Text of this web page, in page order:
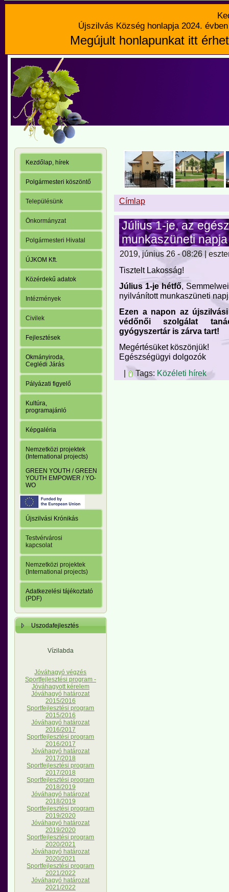
Újszilvás Község honlapja 2024.
Megújult honlapunkat itt
Kezdőlap, hírek
Polgármesteri köszöntő
Településünk
Önkormányzat
Polgármesteri Hivatal
ÚJKOM Kft.
Közérdekű adatok
Intézmények
Civilek
Fejlesztések
Okmányiroda,
Ceglédi Járás
Pályázati figyelő
Kultúra,
programajánló
Képgaléria
Nemzetközi projektek
(International projects)
GREEN YOUTH / GREEN
YOUTH EMPOWER / YO-
WO
Újszilvási Krónikás
Testvérvárosi
kapcsolat
Nemzetközi projektek
(International projects)
Adatkezelési tájékoztató
(PDF)
Uszodafejlesztés
Vízilabda
Jóváhagyó végzés
Sportfejlesztési program -
Jóváhagyott kérelem
Jóváhagyó határozat
2015/2016
Sportfejlesztési program
2015/2016
Jóváhagyó határozat
2016/2017
Sportfejlesztési program
2016/2017
Jóváhagyó határozat
2017/2018
Sportfejlesztési program
2017/2018
Sportfejlesztési program
2018/2019
Jóváhagyó határozat
2018/2019
Sportfejlesztési program
2019/2020
Jóváhagyó határozat
2019/2020
Sportfejlesztési program
2020/2021
Jóváhagyó határozat
2020/2021
Sportfejlesztési program
2021/2022
Jóváhagyó határozat
2021/2022
Címlap
Július 1-je, az
munkaszüneti napja
2019, június 26 - 08:26 |
Tisztelt Lakosság!
Július 1-je hétfő,
nyilvánított munkaszüneti
Ezen a napon az
védőnői szolgálat
gyógyszertár is zárva tart!
Megértésüket köszönjük!
Egészségügyi dolgozók
|
Tags: Közéleti hírek